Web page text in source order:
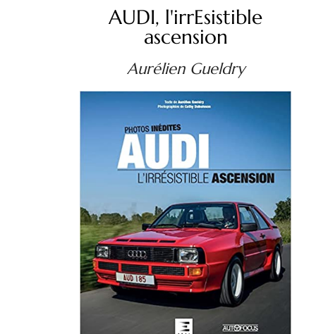
AUDI, l'irrEsistible
ascension
Aurélien Gueldry